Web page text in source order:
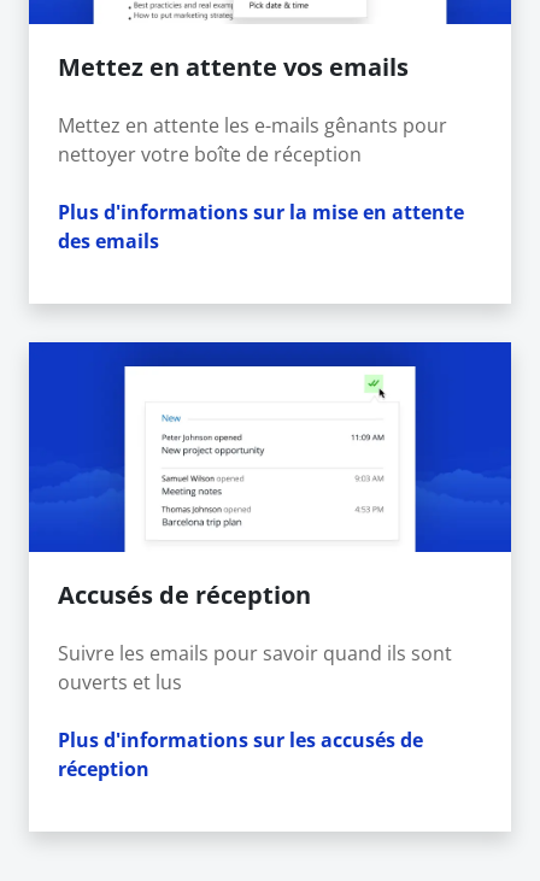
Mettez en attente vos emails
Mettez en attente les e-mails gênants pour
nettoyer votre boîte de réception
Plus d'informations sur la mise en attente
des emails
Accusés de réception
Suivre les emails pour savoir quand ils sont
ouverts et lus
Plus d'informations sur les accusés de
réception